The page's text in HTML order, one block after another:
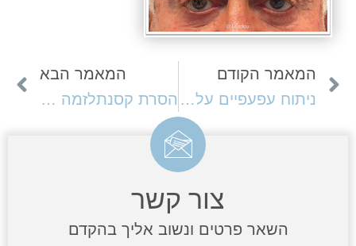
המאמר הקודם
ניתוח עפעפיים עליונים: פתרון למראה רענן וטבעי
המאמר הבא
הסרת קסנתלזמה (כתמים צהובים) בעפעפיים – שיטות וטיפול
צור קשר
השאר פרטים ונשוב אליך בהקדם